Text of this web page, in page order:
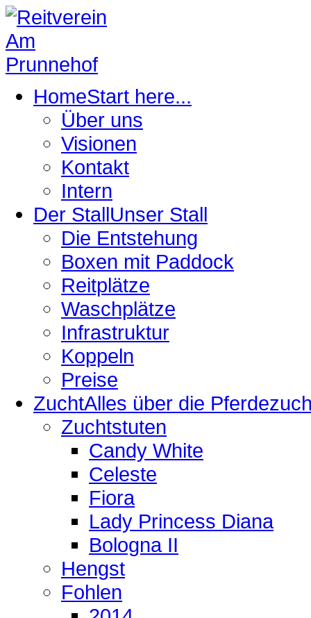
HomeStart here...
Über uns
Visionen
Kontakt
Intern
Der StallUnser Stall
Die Entstehung
Boxen mit Paddock
Reitplätze
Waschplätze
Infrastruktur
Koppeln
Preise
ZuchtAlles über die
Zuchtstuten
Candy White
Celeste
Fiora
Lady Princess Diana
Bologna II
Hengst
Fohlen